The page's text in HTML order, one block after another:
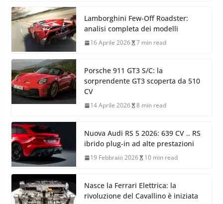
Lamborghini Few-Off Roadster:
analisi completa dei modelli
16 Aprile 2026 7 min read
Porsche 911 GT3 S/C: la
sorprendente GT3 scoperta da 510
CV
14 Aprile 2026 8 min read
Nuova Audi RS 5 2026: 639 CV .. RS
ibrido plug-in ad alte prestazioni
19 Febbraio 2026 10 min read
Nasce la Ferrari Elettrica: la
rivoluzione del Cavallino è iniziata